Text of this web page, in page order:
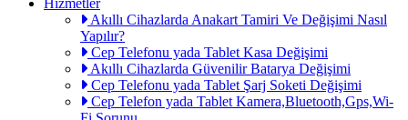
Hizmetler
Akıllı Cihazlarda Anakart Tamiri Ve Değişimi Nasıl
Yapılır?
Cep Telefonu yada Tablet Kasa Değişimi
Akıllı Cihazlarda Güvenilir Batarya Değişimi
Cep Telefonu yada Tablet Şarj Soketi Değişimi
Cep Telefon yada Tablet Kamera,Bluetooth,Gps,Wi-